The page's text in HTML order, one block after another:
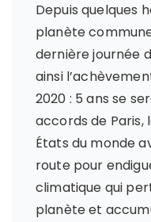
Depuis quelques
planète
dernière journée
ainsi
2020 : 5 ans se
accords de Paris,
États du monde
route pour
climatique qui
planète et